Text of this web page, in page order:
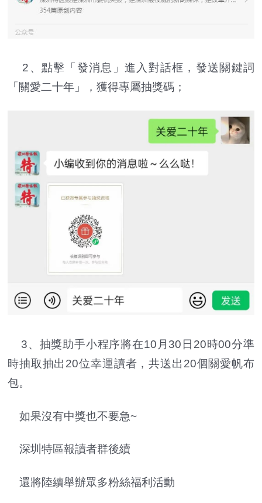
2、點擊「發消息」進入對話框，發送關鍵詞
「關愛二十年」，獲得專屬抽獎碼；
3、抽獎助手小程序將在10月30日20時00分準
時抽取抽出20位幸運讀者，共送出20個關愛帆布
包。
如果沒有中獎也不要急~
深圳特區報讀者群後續
還將陸續舉辦眾多粉絲福利活動